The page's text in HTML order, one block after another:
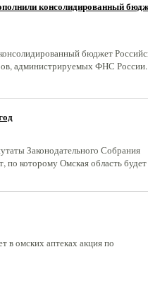
консолидированный
бюджет
администрируемых ФНС России.
Законодательного Собрания
по которому Омская область будет
в омских аптеках акция по